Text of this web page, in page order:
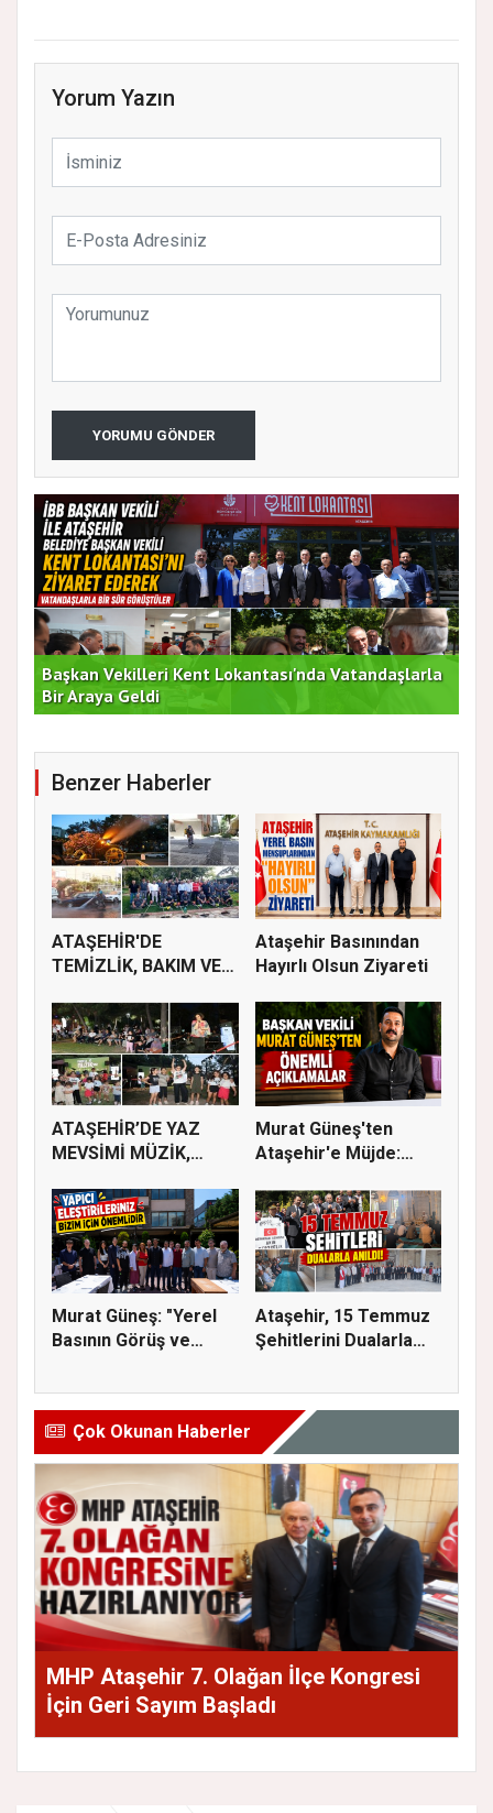
Yorum Yazın
YORUMU GÖNDER
Başkan Vekilleri Kent Lokantası'nda Vatandaşlarla
Bir Araya Geldi
Benzer Haberler
ATAŞEHİR'DE
TEMİZLİK, BAKIM VE
Ataşehir Basınından
Hayırlı Olsun Ziyareti
ATAŞEHİR’DE YAZ
MEVSİMİ MÜZİK,
Murat Güneş'ten
Ataşehir'e Müjde:
Murat Güneş: "Yerel
Basının Görüş ve
Ataşehir, 15 Temmuz
Şehitlerini Dualarla
Çok Okunan Haberler
MHP Ataşehir 7. Olağan İlçe Kongresi
İçin Geri Sayım Başladı